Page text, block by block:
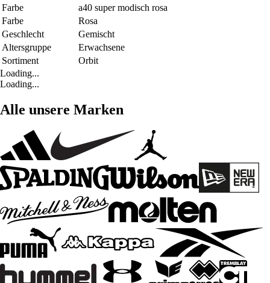
Farbe
a40 super modisch rosa
Farbe
Rosa
Geschlecht
Gemischt
Altersgruppe
Erwachsene
Sortiment
Orbit
Loading...
Loading...
Alle unsere Marken